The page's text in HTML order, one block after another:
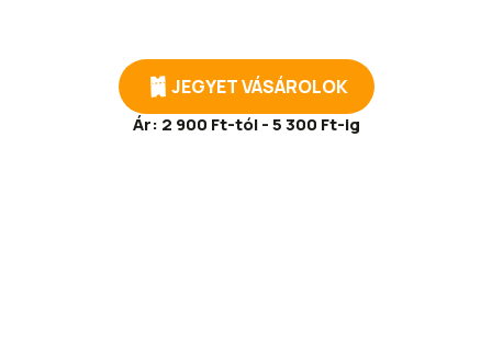
JEGYET VÁSÁROLOK
Ár: 2 900 Ft-tól - 5 300 Ft-ig